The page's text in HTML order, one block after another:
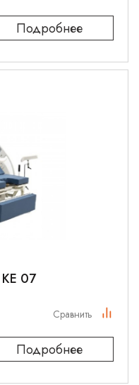
Подробнее
07
Подробнее
Сравнить